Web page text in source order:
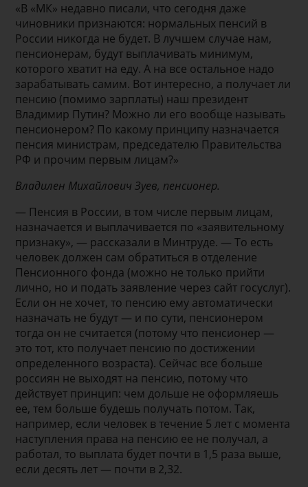
«В «МК» недавно писали, что сегодня даже
чиновники признаются: нормальных пенсий в
России никогда не будет. В лучшем случае нам,
пенсионерам, будут выплачивать минимум,
которого хватит на еду. А на все остальное надо
зарабатывать самим. Вот интересно, а получает ли
пенсию (помимо зарплаты) наш президент
Владимир Путин? Можно ли его вообще называть
пенсионером? По какому принципу назначается
пенсия министрам, председателю Правительства
РФ и прочим первым лицам?»
Владилен Михайлович Зуев, пенсионер.
— Пенсия в России, в том числе первым лицам,
назначается и выплачивается по «заявительному
признаку», — рассказали в Минтруде. — То есть
человек должен сам обратиться в отделение
Пенсионного фонда (можно не только прийти
лично, но и подать заявление через сайт госуслуг).
Если он не хочет, то пенсию ему автоматически
назначать не будут — и по сути, пенсионером
тогда он не считается (потому что пенсионер —
это тот, кто получает пенсию по достижении
определенного возраста). Сейчас все больше
россиян не выходят на пенсию, потому что
действует принцип: чем дольше не оформляешь
ее, тем больше будешь получать потом. Так,
например, если человек в течение 5 лет с момента
наступления права на пенсию ее не получал, а
работал, то выплата будет почти в 1,5 раза выше,
если десять лет — почти в 2,32.